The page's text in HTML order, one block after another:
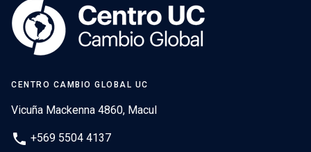
CENTRO CAMBIO GLOBAL UC
Vicuña Mackenna 4860, Macul
phone +569 5504 4137